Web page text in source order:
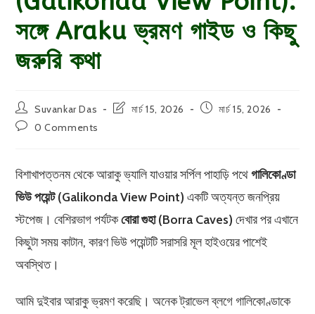
সঙ্গে Araku ভ্রমণ গাইড ও কিছু
জরুরি কথা
Post
author:
Suvankar Das
Postমার্চ 15, 2026
Postমার্চ 15, 2026
Post0 Comments
বিশাখাপত্তনম থেকে আরাকু ভ্যালি যাওয়ার সর্পিল পাহাড়ি পথেগালিকোণ্ডা
ভিউ পয়েন্ট (Galikonda View Point) একটি অত্যন্ত জনপ্রিয়
স্টপেজ। বেশিরভাগ পর্যটকবোরা গুহা (Borra Caves) দেখার পর এখানে
কিছুটা সময় কাটান, কারণ ভিউ পয়েন্টটি সরাসরি মূল হাইওয়ের পাশেই
অবস্থিত।
আমি দুইবার আরাকু ভ্রমণ করেছি। অনেক ট্রাভেল ব্লগে গালিকোণ্ডাকে